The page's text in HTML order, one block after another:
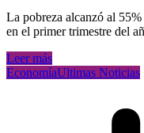
La pobreza alcanzó al
en el primer trimestre del
Leer más
EconomíaUltimas Noticias